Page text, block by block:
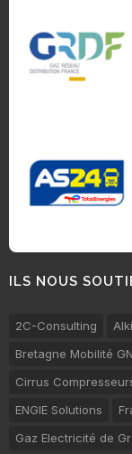
ILS NOUS
2C-Consulting
Bretagne Mobilité
Cirrus
ENGIE Solutions
Gaz Electricité de